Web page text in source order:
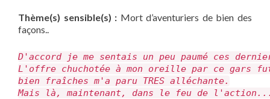
Thème(s) sensible(s) : Mort d’aventuriers de bien des
façons..
D'accord je me sentais un peu paumé ces
L'offre chuchotée à mon oreille par ce gars
bien fraîches m'a paru TRES alléchante.
Mais là, maintenant, dans le feu de l'action...